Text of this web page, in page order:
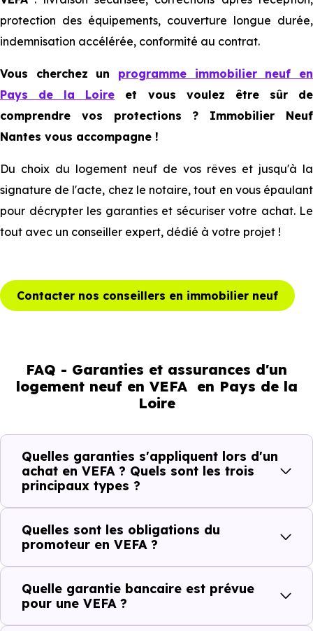
protection des équipements, couverture longue durée,
indemnisation accélérée, conformité au contrat.
Vous cherchez un programme immobilier neuf en
Pays de la Loire et vous voulez être sûr de
comprendre vos protections ? Immobilier Neuf
Nantes vous accompagne !
Du choix du logement neuf de vos rêves et jusqu'à la
signature de l'acte, chez le notaire, tout en vous épaulant
pour décrypter les garanties et sécuriser votre achat. Le
tout avec un conseiller expert, dédié à votre projet !
Contacter nos conseillers en immobilier neuf
FAQ - Garanties et assurances d'un
logement neuf en VEFA en Pays de la
Loire
Quelles garanties s'appliquent lors d'un
achat en VEFA ? Quels sont les trois
principaux types ?
Quelles sont les obligations du
promoteur en VEFA ?
Quelle garantie bancaire est prévue
pour une VEFA ?